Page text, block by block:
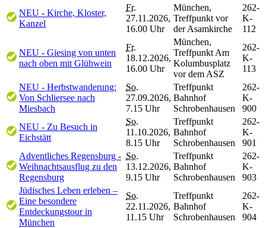
NEU - Kirche, Kloster,
Kanzel
Fr.
27.11.2026,
16.00 Uhr
München,
Treffpunkt vor
der Asamkirche
262-
K-
112
NEU - Giesing von unten
nach oben mit Glühwein
Fr.
18.12.2026,
16.00 Uhr
München,
Treffpunkt Am
Kolumbusplatz
vor dem ASZ
262-
K-
113
NEU - Herbstwanderung:
Von Schliersee nach
Miesbach
So.
27.09.2026,
7.15 Uhr
Treffpunkt
Bahnhof
Schrobenhausen
262-
K-
900
NEU - Zu Besuch in
Eichstätt
So.
11.10.2026,
8.15 Uhr
Treffpunkt
Bahnhof
Schrobenhausen
262-
K-
901
Adventliches Regensburg -
Weihnachtsausflug zu den
Regensburg
So.
13.12.2026,
9.15 Uhr
Treffpunkt
Bahnhof
Schrobenhausen
262-
K-
903
Jüdisches Leben erleben –
Eine besondere
Entdeckungstour in
München
So.
22.11.2026,
11.15 Uhr
Treffpunkt
Bahnhof
Schrobenhausen
262-
K-
904